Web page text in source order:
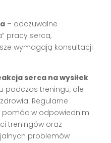
– odczuwalne
pracy serca,
wymagają konsultacji
serca na wysiłek
podczas treningu, ale
Regularne
w odpowiednim
treningów oraz
problemów